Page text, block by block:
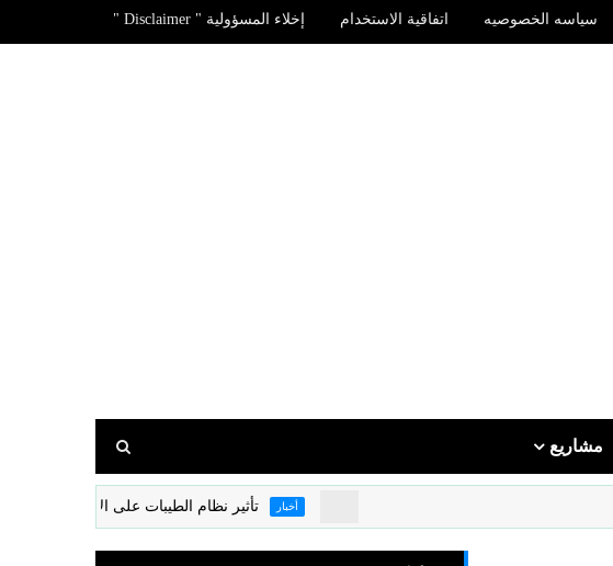
سياسه الخصوصيه اتفاقية الاستخدام إخلاء المسؤولية " Disclaimer "
مشاريع
تأثير نظام الطيبات على الاقتصاد المصرى